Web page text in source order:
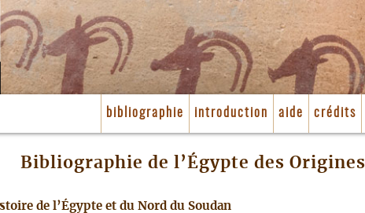
bibliographie introduction aide crédits
Bibliographie de l’Égypte des Origines
de l’Égypte et du Nord du Soudan